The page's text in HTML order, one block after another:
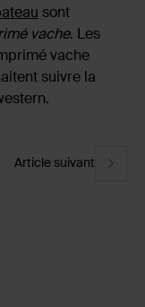
sont
vache. Les
vache
suivre la
Article suivant